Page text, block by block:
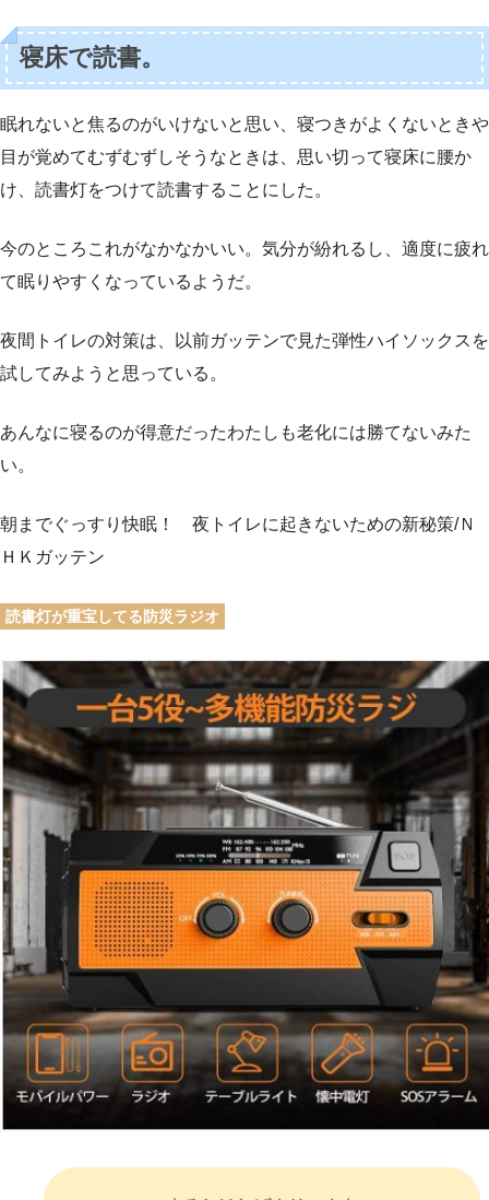
寝床で読書。
眠れないと焦るのがいけないと思い、寝つきがよくないときや
目が覚めてむずむずしそうなときは、思い切って寝床に腰か
け、読書灯をつけて読書することにした。
今のところこれがなかなかいい。気分が紛れるし、適度に疲れ
て眠りやすくなっているようだ。
夜間トイレの対策は、以前ガッテンで見た弾性ハイソックスを
試してみようと思っている。
あんなに寝るのが得意だったわたしも老化には勝てないみた
い。
朝までぐっすり快眠！ 夜トイレに起きないための新秘策/Ｎ
ＨＫガッテン
読書灯が重宝してる防災ラジオ